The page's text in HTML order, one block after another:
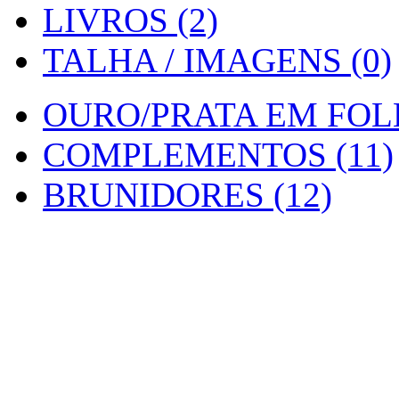
LIVROS (2)
TALHA / IMAGENS (0)
OURO/PRATA EM
COMPLEMENTOS (11)
BRUNIDORES (12)